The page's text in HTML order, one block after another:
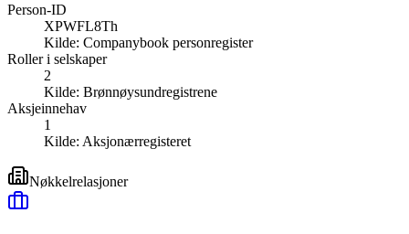
Person-ID
XPWFL8Th
Kilde: Companybook personregister
Roller i selskaper
2
Kilde: Brønnøysundregistrene
Aksjeinnehav
1
Kilde: Aksjonærregisteret
Nøkkelrelasjoner